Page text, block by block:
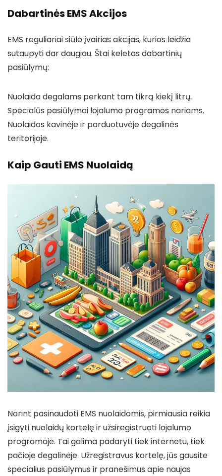
Dabartinės EMS Akcijos
EMS reguliariai siūlo įvairias akcijas, kurios leidžia
sutaupyti dar daugiau. Štai keletas dabartinių
pasiūlymų:
Nuolaida degalams perkant tam tikrą kiekį litrų.
Specialūs pasiūlymai lojalumo programos nariams.
Nuolaidos kavinėje ir parduotuvėje degalinės
teritorijoje.
Kaip Gauti EMS Nuolaidą
Norint pasinaudoti EMS nuolaidomis, pirmiausia reikia
įsigyti nuolaidų kortelę ir užsiregistruoti lojalumo
programoje. Tai galima padaryti tiek internetu, tiek
pačioje degalinėje. Užregistravus kortelę, jūs gausite
specialius pasiūlymus ir pranešimus apie naujas